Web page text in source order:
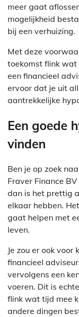
meer gaat
mogelijkheid
bij een verhuizing.
Met deze
toekomst flink
een financieel
ervoor dat je uit
aantrekkelijke
Een goede
vinden
Ben je op zoek
Fraver Finance
dan is het prettig
elkaar hebben.
gaat helpen met
leven.
Je zou er ook voor
financieel
vervolgens een
voeren. Dit is
flink wat tijd mee
andere dingen